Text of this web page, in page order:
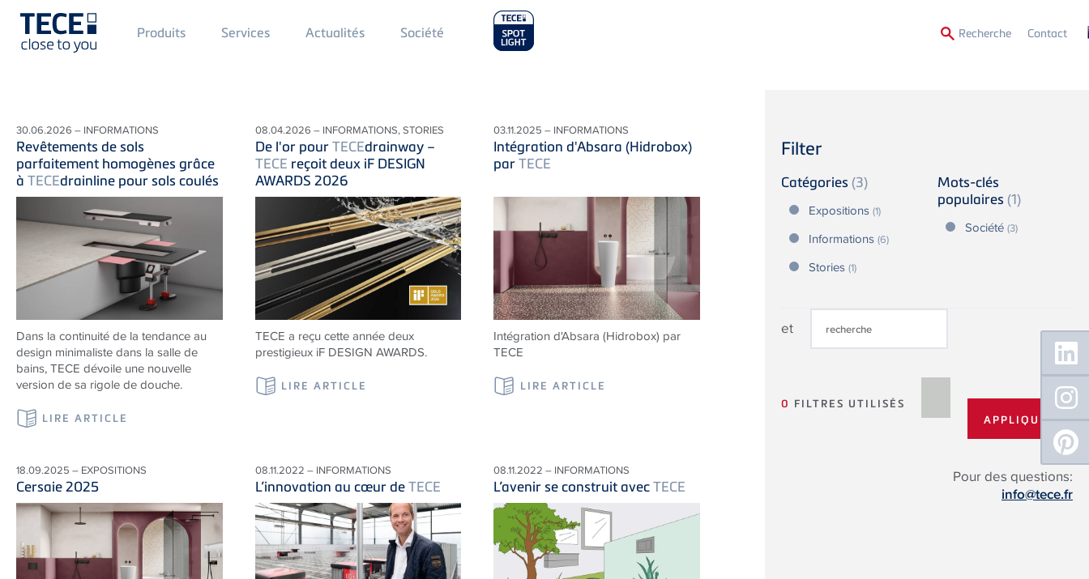
Main
Menü
Produits Services Actualités Main
Menu
Société Recherche Contact
Filter
Catégories (3)
Expositions (1)
Informations (6)
Stories (1)
Mots-clés
populaires (1)
Société (3)
et
0 FILTRES UTILISÉS
Pour des questions:
info@tece.fr
30.06.2026 – INFORMATIONS
Revêtements de sols
parfaitement homogènes grâce
à TECEdrainline pour sols coulés
Dans la continuité de la tendance au
design minimaliste dans la salle de
bains, TECE dévoile une nouvelle
version de sa rigole de douche.
LIRE ARTICLE
08.04.2026 – INFORMATIONS, STORIES
De l'or pourTECEdrainway –
TECE reçoit deux iF DESIGN
AWARDS 2026
TECE a reçu cette année deux
prestigieux iF DESIGN AWARDS.
LIRE ARTICLE
03.11.2025 – INFORMATIONS
Intégration d'Absara (Hidrobox)
parTECE
Intégration d'Absara (Hidrobox) par
TECE
LIRE ARTICLE
18.09.2025 – EXPOSITIONS
Cersaie 2025
08.11.2022 – INFORMATIONS
L’innovation au cœur deTECE
08.11.2022 – INFORMATIONS
L’avenir se construit avecTECE
Floating